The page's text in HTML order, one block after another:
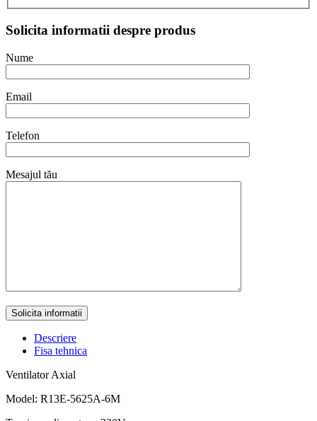
Solicita informatii despre produs
Nume
Email
Telefon
Mesajul tău
Descriere
Fisa tehnica
Ventilator Axial
Model: R13E-5625A-6M